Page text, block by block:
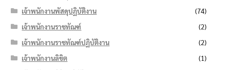
เจ้าพนักงานพัสดุปฏิบัติงาน
(74)
เจ้าพนักงานราชทัณฑ์
(2)
เจ้าพนักงานราชทัณฑ์ปฏิบัติงาน
(2)
เจ้าพนักงานลิขิต
(1)